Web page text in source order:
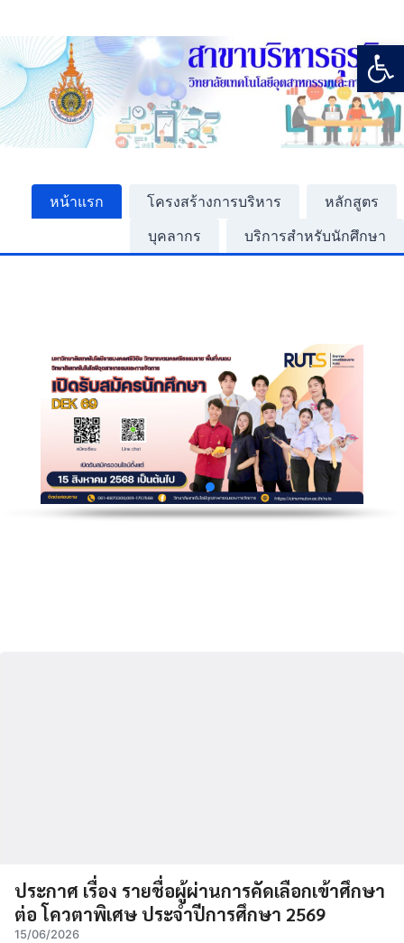
หน้าแรก โครงสร้างการบริหาร
หลักสูตร
บุคลากร
บริการสำหรับนักศึกษา
ประกาศ เรื่อง รายชื่อผู้ผ่านการคัดเลือกเข้าศึกษา
ต่อ โควตาพิเศษ ประจำปีการศึกษา 2569
15/06/2026